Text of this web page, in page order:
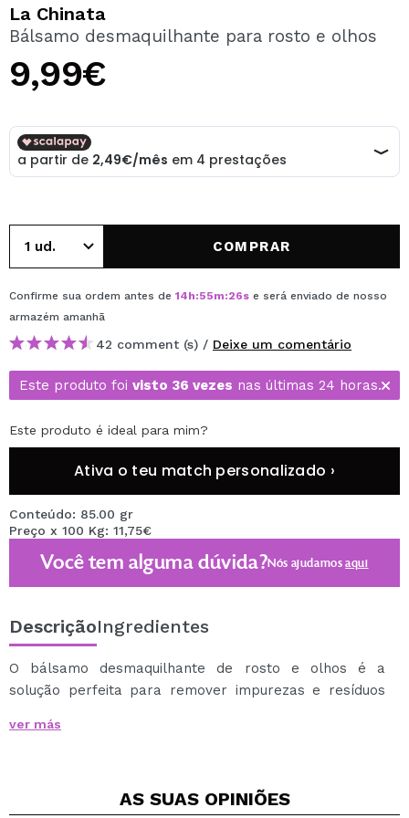
Ao criar uma conta no Maquibeauty.pt pode fazer as suas
compras rapidamente, verificar o estado das suas
encomendas e consultar as suas operações anteriores.
La Chinata
Bálsamo desmaquilhante para rosto e olhos
9,99€
COMPRAR
Confirme sua ordem antes de 14h:55m:26s e será enviado de nosso
armazém amanhã
42 comment (s) / Deixe um comentário
Este produto foi visto 36 vezes nas últimas 24 horas.
Este produto é ideal para mim?
Ativa o teu match personalizado ›
Conteúdo: 85.00 gr
Preço x 100 Kg: 11,75€
Você tem alguma dúvida?Nós ajudamosaqui
DescriçãoIngredientes
O bálsamo desmaquilhante de rosto e olhos é a
solução perfeita para remover impurezas e resíduos
de esfregar excessivamente para proteger a pele.
complexo de extratos que também ajudam a proteger
ver más
AS SUAS OPINIÕES